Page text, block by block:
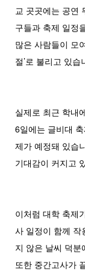
교 곳곳에는 공연
구들과 축제 일정
많은 사람들이 모
절’로 불리고 있습
실제로 최근 학내
6일에는 글비대
제가 예정돼 있습
기대감이 커지고
이처럼 대학 축제
사 일정이 함께 작
지 않은 날씨 덕
또한 중간고사가